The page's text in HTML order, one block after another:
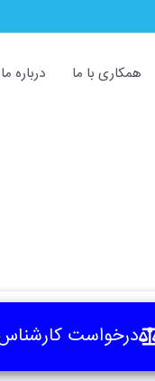
همکاری با ما درباره ما
درخواست